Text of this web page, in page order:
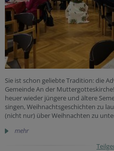
Sie ist schon geliebte Tradition: die
Gemeinde An der
heuer wieder jüngere und ältere
singen, Weihnachtsgeschichten zu
(nicht nur) über Weihnachten zu
mehr